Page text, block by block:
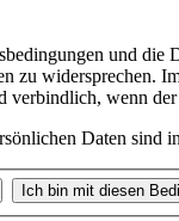
und
zu widersprechen.
verbindlich, wenn
Daten sind